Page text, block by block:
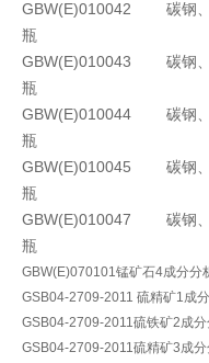
GBW(E)010042 碳钢、
瓶
GBW(E)010043 碳钢、
瓶
GBW(E)010044 碳钢、
瓶
GBW(E)010045 碳钢、
瓶
GBW(E)010047 碳钢、
瓶
GBW(E)070101锰矿石4成分分
GSB04-2709-2011 硫精矿1成
GSB04-2709-2011硫铁矿2成
GSB04-2709-2011硫精矿3成